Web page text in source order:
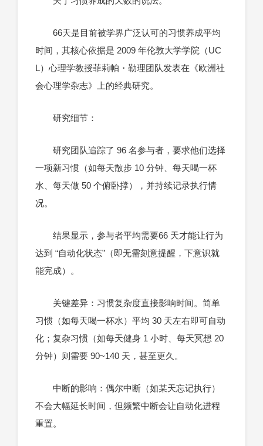
66天是目前被学界广泛认可的习惯养成平均
时间，其核心依据是 2009 年伦敦大学学院（UC
L）心理学教授菲莉帕・勒理团队发表在《欧洲社
会心理学杂志》上的经典研究。
研究细节：
研究团队追踪了 96 名参与者，要求他们选择
一项新习惯（如每天散步 10 分钟、每天喝一杯
水、每天做 50 个俯卧撑），并持续记录执行情
况。
结果显示，参与者平均需要66 天才能让行为
达到 “自动化状态”（即无需刻意提醒，下意识就
能完成）。
关键差异：习惯复杂度直接影响时间。简单
习惯（如每天喝一杯水）平均 30 天左右即可自动
化；复杂习惯（如每天健身 1 小时、每天冥想 20
分钟）则需要 90~140 天，甚至更久。
中断的影响：偶尔中断（如某天忘记执行）
不会大幅延长时间，但频繁中断会让自动化进程
重置。